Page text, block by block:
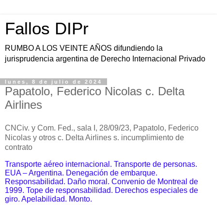
Fallos DIPr
RUMBO A LOS VEINTE AÑOS difundiendo la
jurisprudencia argentina de Derecho Internacional Privado
lunes, 8 de julio de 2024
Papatolo, Federico Nicolas c. Delta
Airlines
CNCiv. y Com. Fed., sala I, 28/09/23, Papatolo, Federico
Nicolas y otros c. Delta Airlines s. incumplimiento de
contrato
Transporte aéreo internacional. Transporte de personas.
EUA – Argentina. Denegación de embarque.
Responsabilidad. Daño moral. Convenio de Montreal de
1999. Tope de responsabilidad. Derechos especiales de
giro. Apelabilidad. Monto.